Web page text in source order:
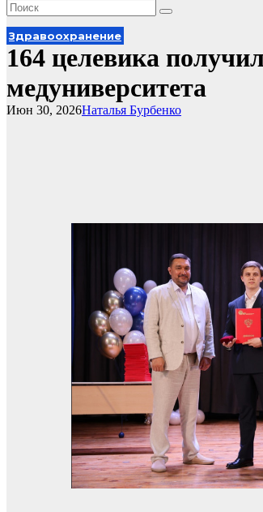
Здравоохранение
164 целевика
медуниверситета
Наталья Бурбенко
Июн 30, 2026